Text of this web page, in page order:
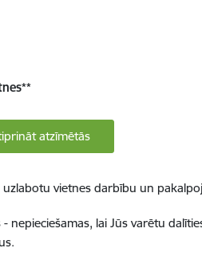
**
atzīmētās
vietnes darbību un
nepieciešamas, lai Jūs varētu